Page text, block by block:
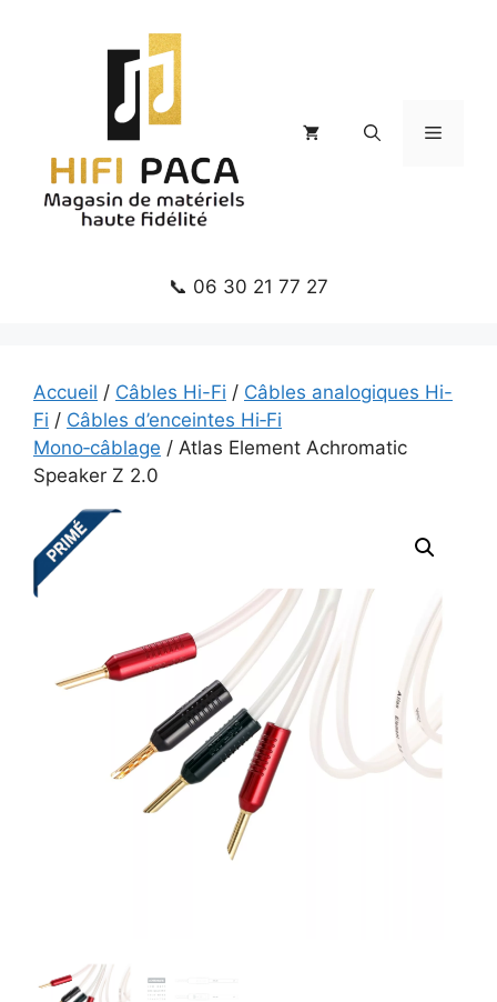
Menu
📞 06 30 21 77 27
Accueil / Câbles Hi-Fi / Câbles analogiques Hi-
Fi / Câbles d’enceintes Hi‑Fi
Mono‑câblage / Atlas Element Achromatic
Speaker Z 2.0